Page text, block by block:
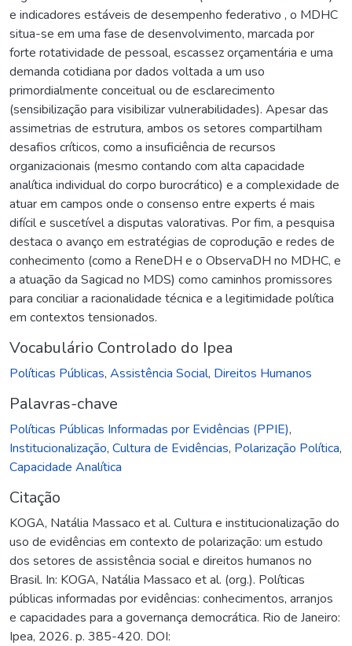
e indicadores estáveis de desempenho federativo , o MDHC
situa-se em uma fase de desenvolvimento, marcada por
forte rotatividade de pessoal, escassez orçamentária e uma
demanda cotidiana por dados voltada a um uso
primordialmente conceitual ou de esclarecimento
(sensibilização para visibilizar vulnerabilidades). Apesar das
assimetrias de estrutura, ambos os setores compartilham
desafios críticos, como a insuficiência de recursos
organizacionais (mesmo contando com alta capacidade
analítica individual do corpo burocrático) e a complexidade de
atuar em campos onde o consenso entre experts é mais
difícil e suscetível a disputas valorativas. Por fim, a pesquisa
destaca o avanço em estratégias de coprodução e redes de
conhecimento (como a ReneDH e o ObservaDH no MDHC, e
a atuação da Sagicad no MDS) como caminhos promissores
para conciliar a racionalidade técnica e a legitimidade política
em contextos tensionados.
Vocabulário Controlado do Ipea
Políticas Públicas, Assistência Social, Direitos Humanos
Palavras-chave
Políticas Públicas Informadas por Evidências (PPIE),
Institucionalização, Cultura de Evidências, Polarização Política,
Capacidade Analítica
Citação
KOGA, Natália Massaco et al. Cultura e institucionalização do
uso de evidências em contexto de polarização: um estudo
dos setores de assistência social e direitos humanos no
Brasil. In: KOGA, Natália Massaco et al. (org.). Políticas
públicas informadas por evidências: conhecimentos, arranjos
e capacidades para a governança democrática. Rio de Janeiro:
Ipea, 2026. p. 385-420. DOI: